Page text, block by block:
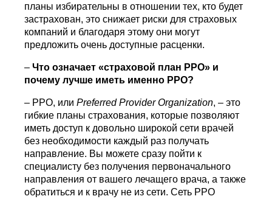
планы избирательны в отношении тех, кто будет
застрахован, это снижает риски для страховых
компаний и благодаря этому они могут
предложить очень доступные расценки.
–Что означает «страховой план PPO» и
почему лучше иметь именно PPO?
– PPO, илиPreferred Provider Organization, – это
гибкие планы страхования, которые позволяют
иметь доступ к довольно широкой сети врачей
без необходимости каждый раз получать
направление. Вы можете сразу пойти к
специалисту без получения первоначального
направления от вашего лечащего врача, а также
обратиться и к врачу не из сети. Сеть PPO